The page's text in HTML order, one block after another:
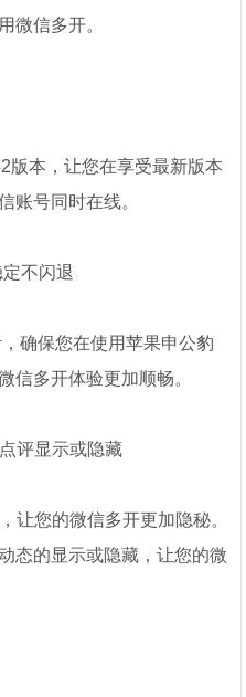
微信多开。
版本，让您在享受最新版本
账号同时在线。
不闪退
确保您在使用苹果申公豹
信多开体验更加顺畅。
评显示或隐藏
让您的微信多开更加隐秘。
态的显示或隐藏，让您的微